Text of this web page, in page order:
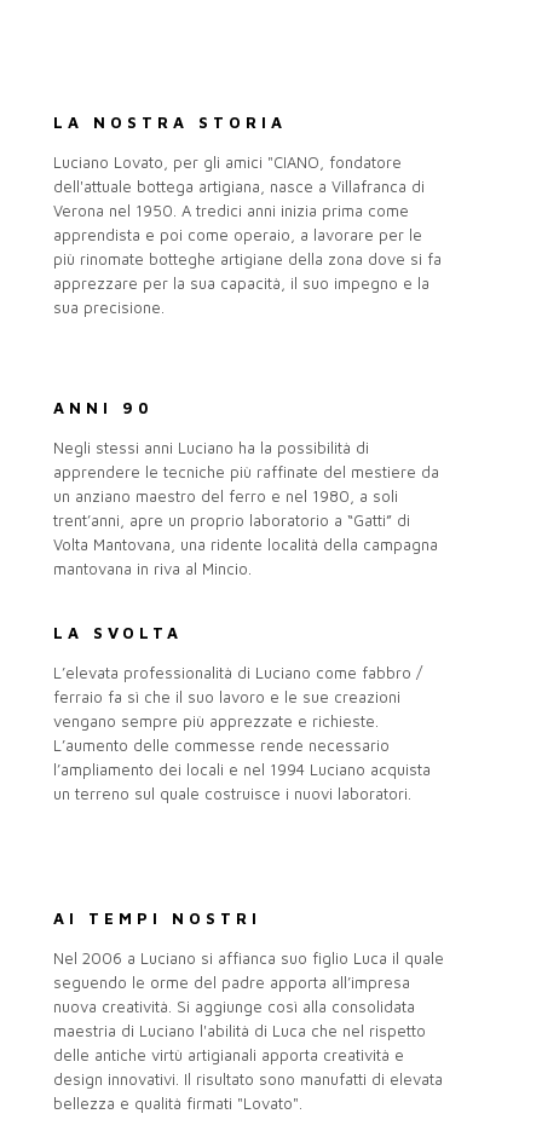
LA NOSTRA STORIA
Luciano Lovato, per gli amici "CIANO, fondatore
dell'attuale bottega artigiana, nasce a Villafranca di
Verona nel 1950. A tredici anni inizia prima come
apprendista e poi come operaio, a lavorare per le
più rinomate botteghe artigiane della zona dove si fa
apprezzare per la sua capacità, il suo impegno e la
sua precisione.
ANNI 90
Negli stessi anni Luciano ha la possibilità di
apprendere le tecniche più raffinate del mestiere da
un anziano maestro del ferro e nel 1980, a soli
trent’anni, apre un proprio laboratorio a “Gatti” di
Volta Mantovana, una ridente località della campagna
mantovana in riva al Mincio.
LA SVOLTA
L’elevata professionalità di Luciano come fabbro /
ferraio fa sì che il suo lavoro e le sue creazioni
vengano sempre più apprezzate e richieste.
L’aumento delle commesse rende necessario
l’ampliamento dei locali e nel 1994 Luciano acquista
un terreno sul quale costruisce i nuovi laboratori.
AI TEMPI NOSTRI
Nel 2006 a Luciano si affianca suo figlio Luca il quale
seguendo le orme del padre apporta all’impresa
nuova creatività. Si aggiunge così alla consolidata
maestria di Luciano l'abilità di Luca che nel rispetto
delle antiche virtù artigianali apporta creatività e
design innovativi. Il risultato sono manufatti di elevata
bellezza e qualità firmati "Lovato".